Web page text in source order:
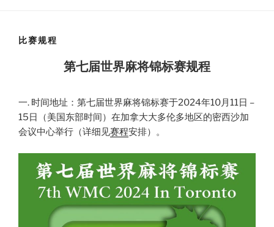
比赛规程
第七届世界麻将锦标赛规程
一. 时间地址：第七届世界麻将锦标赛于2024年10月11日 –
15日（美国东部时间）在加拿大大多伦多地区的密西沙加
会议中心举行（详细见赛程安排）。